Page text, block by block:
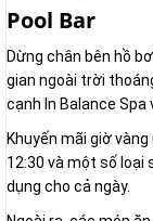
Pool Bar
Dừng chân bên hồ
gian ngoài trời
cạnh In Balance Spa
Khuyến mãi giờ
12:30 và một số loại
dụng cho cả ngày.